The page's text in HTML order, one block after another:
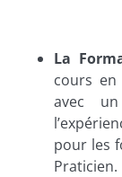
La
cours
avec
pour les
Praticien.